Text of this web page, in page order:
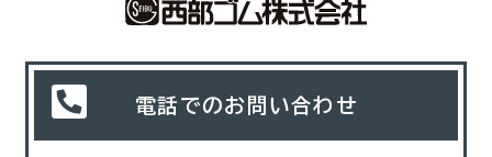
電話でのお問い合わせ